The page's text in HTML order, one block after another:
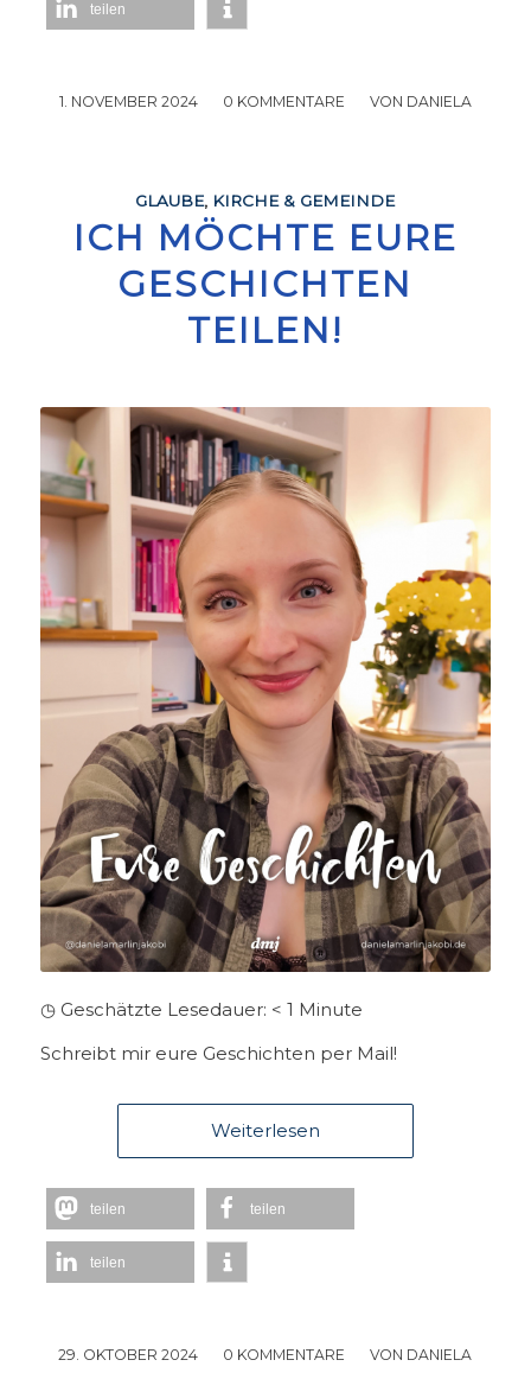
teilen
1. NOVEMBER 2024
/ 0 KOMMENTARE
/ VON DANIELA
GLAUBE, KIRCHE & GEMEINDE
ICH MÖCHTE EURE
GESCHICHTEN
TEILEN!
◷ Geschätzte Lesedauer: < 1 Minute
Schreibt mir eure Geschichten per Mail!
Weiterlesen
teilen teilen
teilen
29. OKTOBER 2024
/ 0 KOMMENTARE
/ VON DANIELA